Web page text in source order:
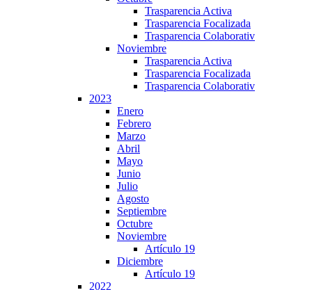
Trasparencia Activa
Trasparencia Focalizada
Trasparencia Colaborativ
Noviembre
Trasparencia Activa
Trasparencia Focalizada
Trasparencia Colaborativ
2023
Enero
Febrero
Marzo
Abril
Mayo
Junio
Julio
Agosto
Septiembre
Octubre
Noviembre
Artículo 19
Diciembre
Artículo 19
2022